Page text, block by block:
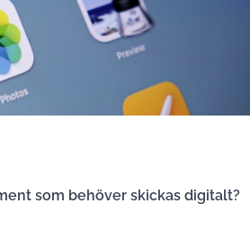
som behöver skickas digitalt?